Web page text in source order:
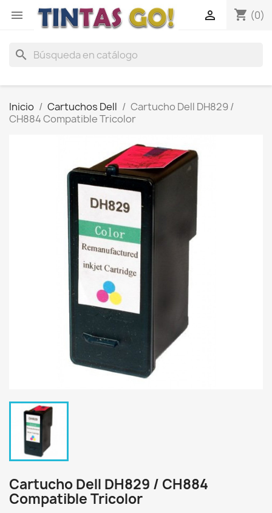
 shopping_cart (0)

search
Inicio Cartuchos Dell
Cartucho Dell DH829 /
CH884 Compatible Tricolor
Cartucho Dell DH829 / CH884
Compatible Tricolor